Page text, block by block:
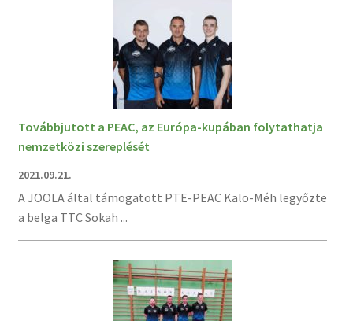
Továbbjutott a PEAC, az Európa-kupában folytathatja
nemzetközi szereplését
2021.09.21.
A JOOLA által támogatott PTE-PEAC Kalo-Méh legyőzte
a belga TTC Sokah ...